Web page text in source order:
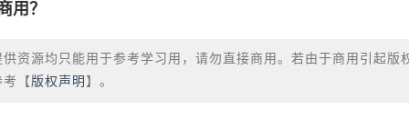
用？
资源均只能用于参考学习用，请勿直接商用。若由于商用引起版
【 版权声明 】。